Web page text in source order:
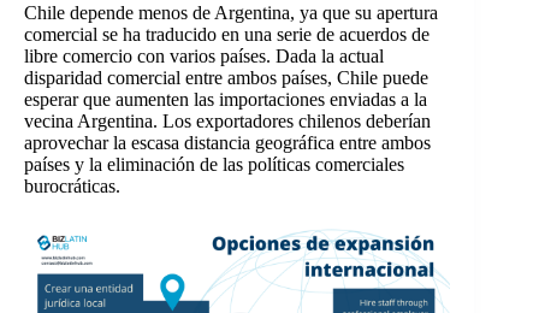
Chile depende menos de Argentina, ya que su apertura
comercial se ha traducido en una serie de acuerdos de
libre comercio con varios países. Dada la actual
disparidad comercial entre ambos países, Chile puede
esperar que aumenten las importaciones enviadas a la
vecina Argentina. Los exportadores chilenos deberían
aprovechar la escasa distancia geográfica entre ambos
países y la eliminación de las políticas comerciales
burocráticas.